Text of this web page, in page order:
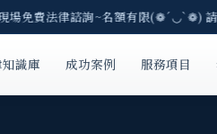
費法律諮詢~名額有限(❁´◡`❁) 請點
識庫 成功案例 服務項目